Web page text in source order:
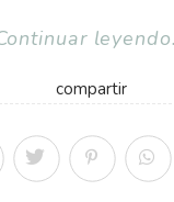
compartir